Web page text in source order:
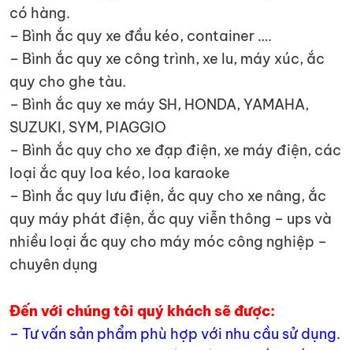
có hàng.
– Bình ắc quy xe đầu kéo, container ….
– Bình ắc quy xe công trình, xe lu, máy xúc, ắc
quy cho ghe tàu.
– Bình ắc quy xe máy SH, HONDA, YAMAHA,
SUZUKI, SYM, PIAGGIO
– Bình ắc quy cho xe đạp điện, xe máy điện, các
loại ắc quy loa kéo, loa karaoke
– Bình ắc quy lưu điện, ắc quy cho xe nâng, ắc
quy máy phát điện, ắc quy viễn thông – ups và
nhiều loại ắc quy cho máy móc công nghiệp –
chuyên dụng
Đến với chúng tôi quý khách sẽ được:
– Tư vấn sản phẩm phù hợp với nhu cầu sử dụng.